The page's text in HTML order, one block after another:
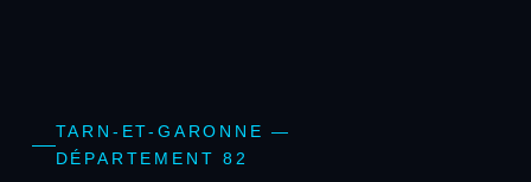
TARN-ET-GARONNE —
DÉPARTEMENT 82